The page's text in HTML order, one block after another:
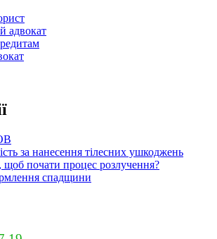
адвокат
за нанесення тілесних ушкоджень
почати процес розлучення?
спадщини